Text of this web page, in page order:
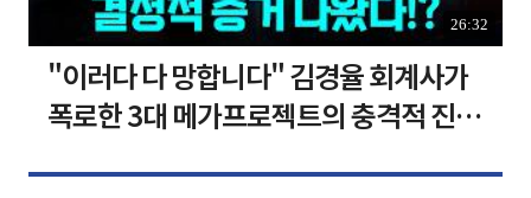
26:32
"이러다 다 망합니다" 김경율 회계사가
폭로한 3대 메가프로젝트의 충격적 진실